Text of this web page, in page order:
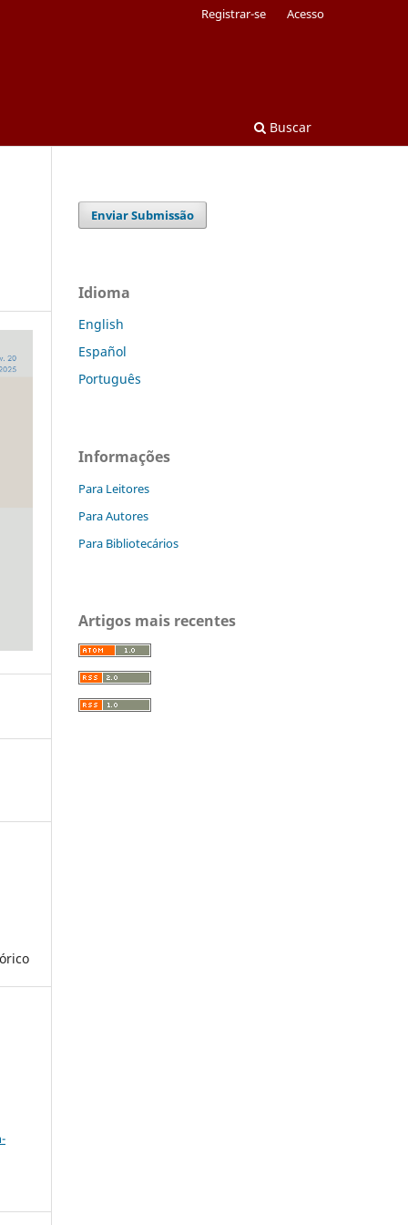
Buscar
Registrar-se Acesso
Enviar Submissão
Idioma
English
Español
Português
Informações
Para Leitores
Para Autores
Para Bibliotecários
Artigos mais recentes